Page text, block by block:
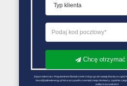
Przeczytaj także
Aktualna cena
płynnego
Chcę otrzymać
Zapoznałem się z Regulaminem Świadczenie Usług i go akceptuję Każdą ze
biuro@optimalenergy.pl lub w przypadku zewnętrznego dostawcy, zgodnie z
polityce prywatności